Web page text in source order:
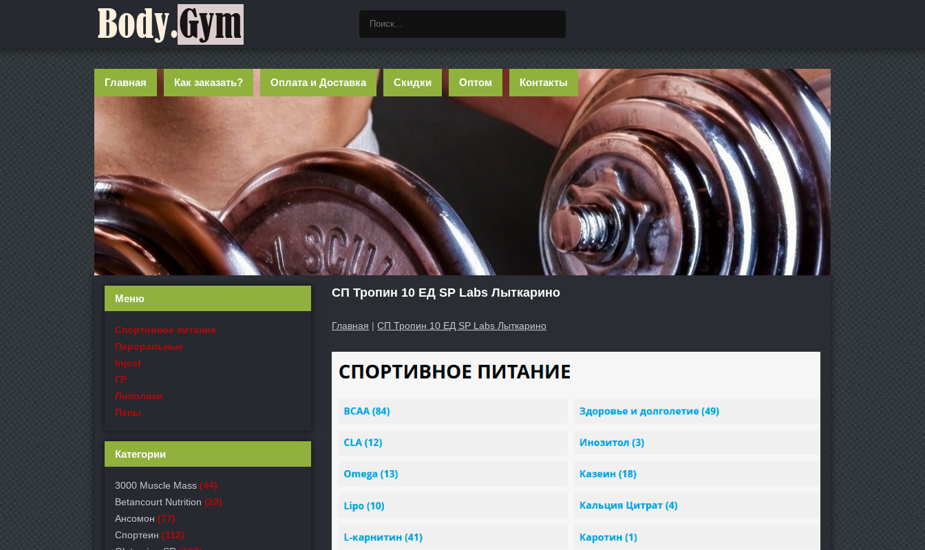
Главная Как заказать? Оплата и Доставка Скидки Оптом Контакты
СП Тропин 10 ЕД SP Labs Лыткарино
Главная | СП Тропин 10 ЕД SP Labs Лыткарино
Меню
Спортивное питание
Пероральные
Inject
ГР
Липолики
Пепы
Категории
3000 Muscle Mass (44)
Betancourt Nutrition (20)
Ансомон (77)
Спортеин (112)